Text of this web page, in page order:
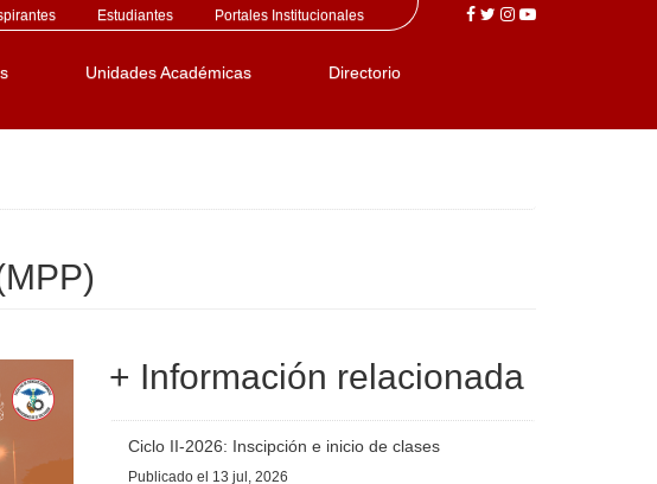
Estudiantes Portales Institucionales
Unidades Académicas Directorio
+ Información relacionada
Ciclo II-2026: Inscipción e inicio de clases
Publicado el 13 jul, 2026